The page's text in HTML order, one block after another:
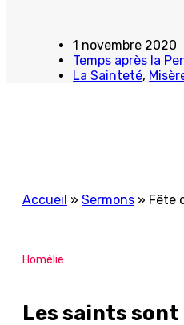
1 novembre 2020
Temps après la
La Sainteté,
Accueil » Sermons » Fête
Homélie
Les saints sont